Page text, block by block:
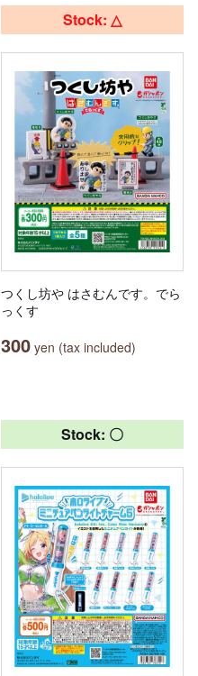
Stock: △
つくし坊や はさむんです。でら
っくす
300 yen (tax included)
Stock: 〇